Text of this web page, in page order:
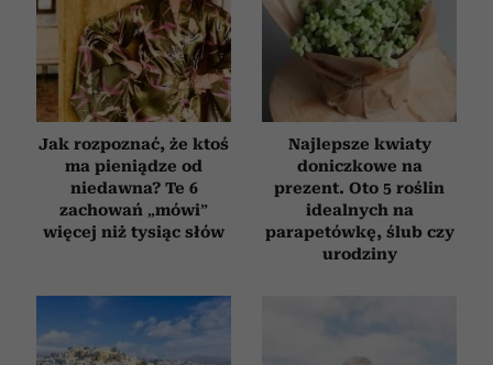
Jak rozpoznać, że ktoś
ma pieniądze od
niedawna? Te 6
zachowań „mówi”
więcej niż tysiąc słów
Najlepsze kwiaty
doniczkowe na
prezent. Oto 5 roślin
idealnych na
parapetówkę, ślub czy
urodziny